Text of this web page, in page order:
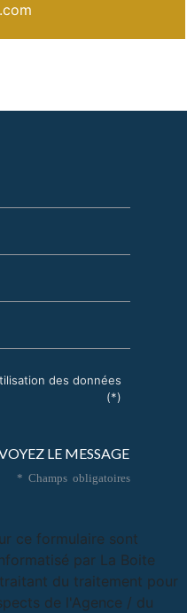
des données
(*)
LE MESSAGE
* Champs obligatoires
ce formulaire sont
par La Boite
du traitement pour
de l'Agence / du